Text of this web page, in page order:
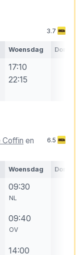
3.7
Woensdag
17:10
22:15
Coffin en
6.5
Woensdag
09:30
NL
09:40
OV
14:00